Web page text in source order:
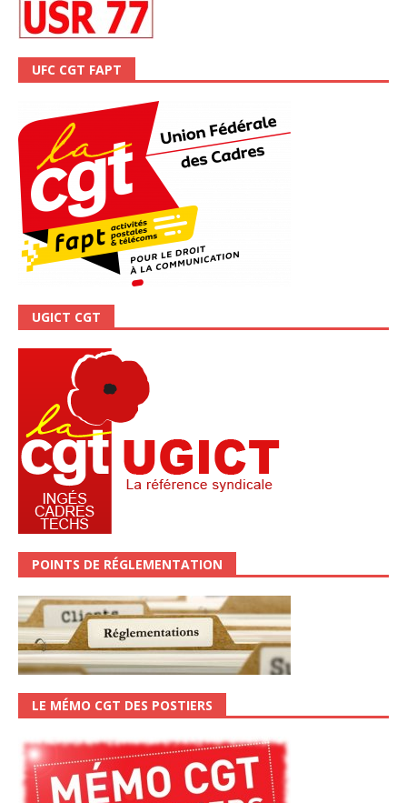
UFC CGT FAPT
UGICT CGT
POINTS DE RÉGLEMENTATION
LE MÉMO CGT DES POSTIERS